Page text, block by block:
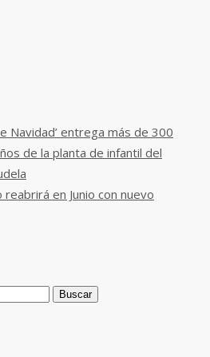
Navidad’ entrega más de 300
de la planta de infantil del
en Junio con nuevo